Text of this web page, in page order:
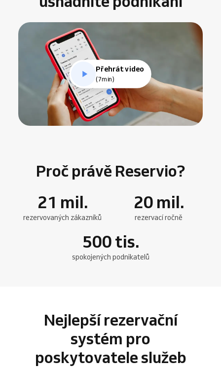
Přehrát video
(7min)
Proč právě Reservio?
21 mil.
rezervovaných zákazníků
20 mil.
rezervací ročně
500tis.
spokojených podnikatelů
Nejlepší rezervační
systém pro
poskytovatele služeb